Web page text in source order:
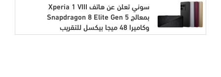
سوني تعلن عن هاتف Xperia 1 VIII
بمعالج Snapdragon 8 Elite Gen 5
وكاميرا 48 ميجا بيكسل للتقريب